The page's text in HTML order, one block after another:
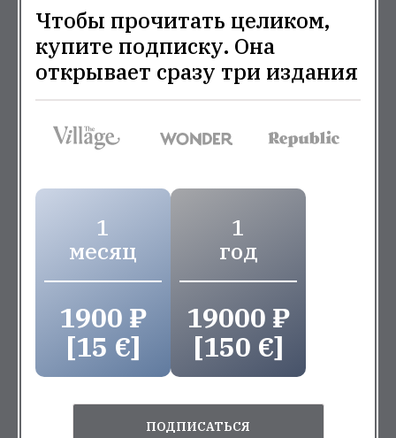
Чтобы прочитать целиком,
купите подписку. Она
открывает сразу три издания
1
месяц
1900 ₽
[15 €]
1
год
19000 ₽
[150 €]
ПОДПИСАТЬСЯ